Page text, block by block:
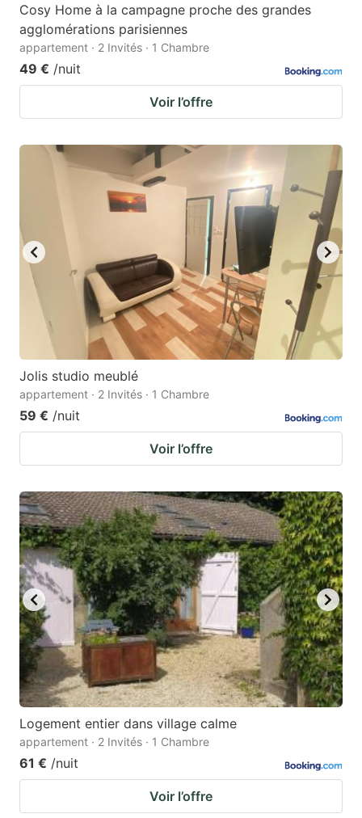
Cosy Home à la campagne proche des grandes
agglomérations parisiennes
appartement · 2 Invités · 1 Chambre
49 € /nuit
Voir l’offre
Jolis studio meublé
appartement · 2 Invités · 1 Chambre
59 € /nuit
Voir l’offre
Logement entier dans village calme
appartement · 2 Invités · 1 Chambre
61 € /nuit
Voir l’offre